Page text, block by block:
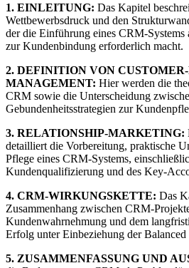
1. EINLEITUNG: Das Kapitel
Wettbewerbsdruck und den
der die Einführung eines CRM-Systems
zur Kundenbindung erforderlich macht.
2. DEFINITION VON
MANAGEMENT: Hier werden die
CRM sowie die Unterscheidung
Gebundenheitsstrategien zur
3. RELATIONSHIP-MARKETING:
detailliert die Vorbereitung, praktische
Pflege eines CRM-Systems,
Kundenqualifizierung und des Key-
4. CRM-WIRKUNGSKETTE: Das
Zusammenhang zwischen CRM-
Kundenwahrnehmung und dem
Erfolg unter Einbeziehung der Balanced
5. ZUSAMMENFASSUNG UND